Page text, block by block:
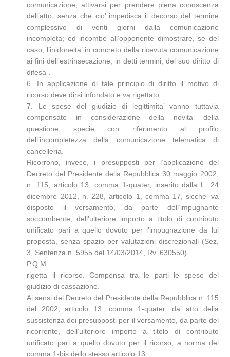
comunicazione, attivarsi per prendere piena conoscenza
dell’atto, senza che cio’ impedisca il decorso del termine
complessivo di venti giorni dalla comunicazione
incompleta; ed incombe all’opponente dimostrare, se del
caso, l’inidoneita’ in concreto della ricevuta comunicazione
ai fini dell’estrinsecazione, in detti termini, del suo diritto di
difesa”.
6. In applicazione di tale principio di diritto il motivo di
ricorso deve dirsi infondato e va rigettato.
7. Le spese del giudizio di legittimita’ vanno tuttavia
compensate in considerazione della novita’ della
questione, specie con riferimento al profilo
dell’incompletezza della comunicazione telematica di
cancelleria.
Ricorrono, invece, i presupposti per l’applicazione del
Decreto del Presidente della Repubblica 30 maggio 2002,
n. 115, articolo 13, comma 1-quater, inserito dalla L. 24
dicembre 2012, n. 228, articolo 1, comma 17, sicche’ va
disposto il versamento, da parte dell’impugnante
soccombente, dell’ulteriore importo a titolo di contributo
unificato pari a quello dovuto per l’impugnazione da lui
proposta, senza spazio per valutazioni discrezionali (Sez.
3, Sentenza n. 5955 del 14/03/2014, Rv. 630550).
P.Q.M.
rigetta il ricorso. Compensa tra le parti le spese del
giudizio di cassazione.
Ai sensi del Decreto del Presidente della Repubblica n. 115
del 2002, articolo 13, comma 1-quater, da’ atto della
sussistenza dei presupposti per il versamento, da parte del
ricorrente, dell’ulteriore importo a titolo di contributo
unificato pari a quello dovuto per il ricorso, a norma del
comma 1-bis dello stesso articolo 13.